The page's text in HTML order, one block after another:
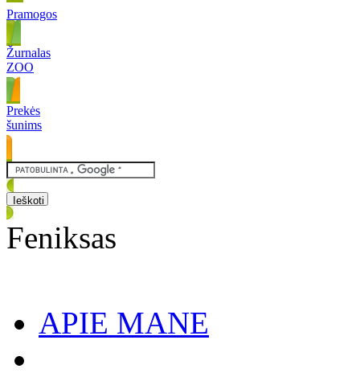
Pramogos
Žurnalas
ZOO
Prekės
šunims
Feniksas
APIE MANE